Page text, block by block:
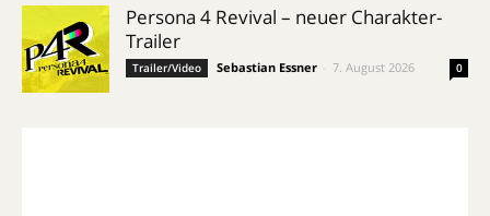
Persona 4 Revival – neuer Charakter-
Trailer
Trailer/Video Sebastian Essner 7. August 2026 0